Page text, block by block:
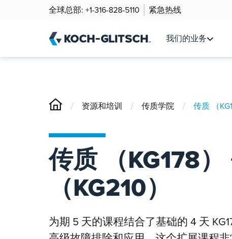
全球总部: +1-316-828-5110 紧急热线
我们的业务
/ 资源和培训 / 传质学院 / 传质 （
传质 （KG178
（KG210）
为期 5 天的课程结合了基础的 4 天